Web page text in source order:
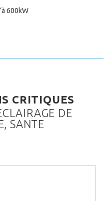
600kW
CRITIQUES
DE
SANTE